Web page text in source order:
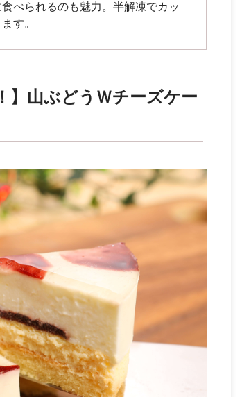
べられるのも魅力。半解凍でカッ
す。
】山ぶどうＷチーズケー